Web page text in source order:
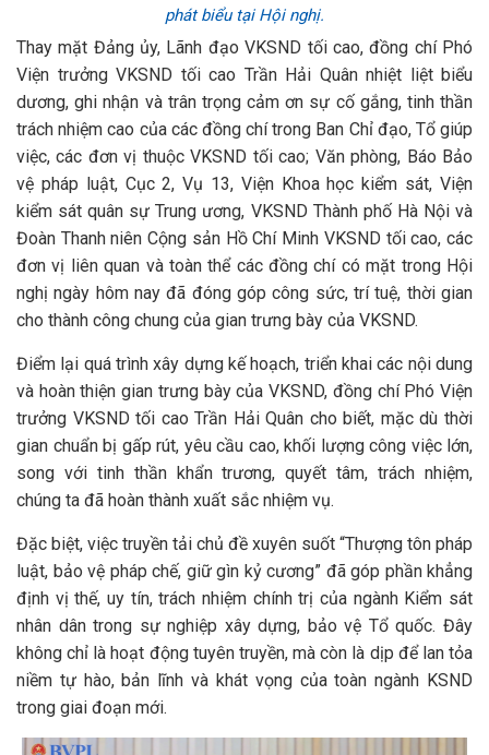
phát biểu tại Hội nghị.
Thay mặt Đảng ủy, Lãnh đạo VKSND tối cao, đồng chí Phó
Viện trưởng VKSND tối cao Trần Hải Quân nhiệt liệt biểu
dương, ghi nhận và trân trọng cảm ơn sự cố gắng, tinh thần
trách nhiệm cao của các đồng chí trong Ban Chỉ đạo, Tổ giúp
việc, các đơn vị thuộc VKSND tối cao; Văn phòng, Báo Bảo
vệ pháp luật, Cục 2, Vụ 13, Viện Khoa học kiểm sát, Viện
kiểm sát quân sự Trung ương, VKSND Thành phố Hà Nội và
Đoàn Thanh niên Cộng sản Hồ Chí Minh VKSND tối cao, các
đơn vị liên quan và toàn thể các đồng chí có mặt trong Hội
nghị ngày hôm nay đã đóng góp công sức, trí tuệ, thời gian
cho thành công chung của gian trưng bày của VKSND.
Điểm lại quá trình xây dựng kế hoạch, triển khai các nội dung
và hoàn thiện gian trưng bày của VKSND, đồng chí Phó Viện
trưởng VKSND tối cao Trần Hải Quân cho biết, mặc dù thời
gian chuẩn bị gấp rút, yêu cầu cao, khối lượng công việc lớn,
song với tinh thần khẩn trương, quyết tâm, trách nhiệm,
chúng ta đã hoàn thành xuất sắc nhiệm vụ.
Đặc biệt, việc truyền tải chủ đề xuyên suốt “Thượng tôn pháp
luật, bảo vệ pháp chế, giữ gìn kỷ cương” đã góp phần khẳng
định vị thế, uy tín, trách nhiệm chính trị của ngành Kiểm sát
nhân dân trong sự nghiệp xây dựng, bảo vệ Tổ quốc. Đây
không chỉ là hoạt động tuyên truyền, mà còn là dịp để lan tỏa
niềm tự hào, bản lĩnh và khát vọng của toàn ngành KSND
trong giai đoạn mới.